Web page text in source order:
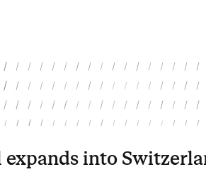
expands into